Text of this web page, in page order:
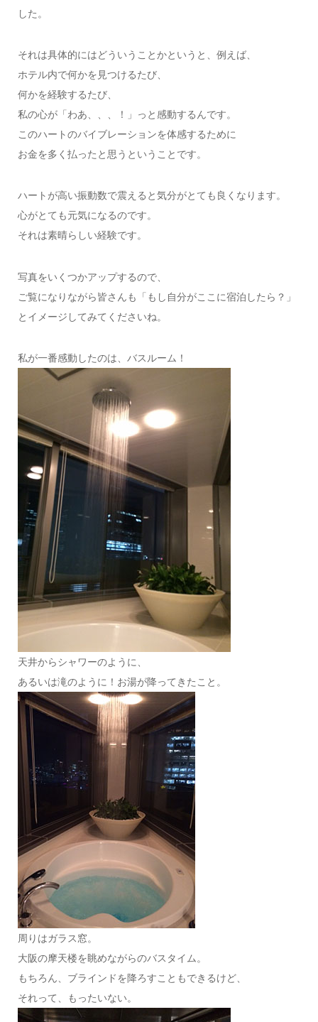
した。
それは具体的にはどういうことかというと、例えば、
ホテル内で何かを見つけるたび、
何かを経験するたび、
私の心が「わあ、、、！」っと感動するんです。
このハートのバイブレーションを体感するために
お金を多く払ったと思うということです。
ハートが高い振動数で震えると気分がとても良くなります。
心がとても元気になるのです。
それは素晴らしい経験です。
写真をいくつかアップするので、
ご覧になりながら皆さんも「もし自分がここに宿泊したら？」
とイメージしてみてくださいね。
私が一番感動したのは、バスルーム！
天井からシャワーのように、
あるいは滝のように！お湯が降ってきたこと。
周りはガラス窓。
大阪の摩天楼を眺めながらのバスタイム。
もちろん、ブラインドを降ろすこともできるけど、
それって、もったいない。